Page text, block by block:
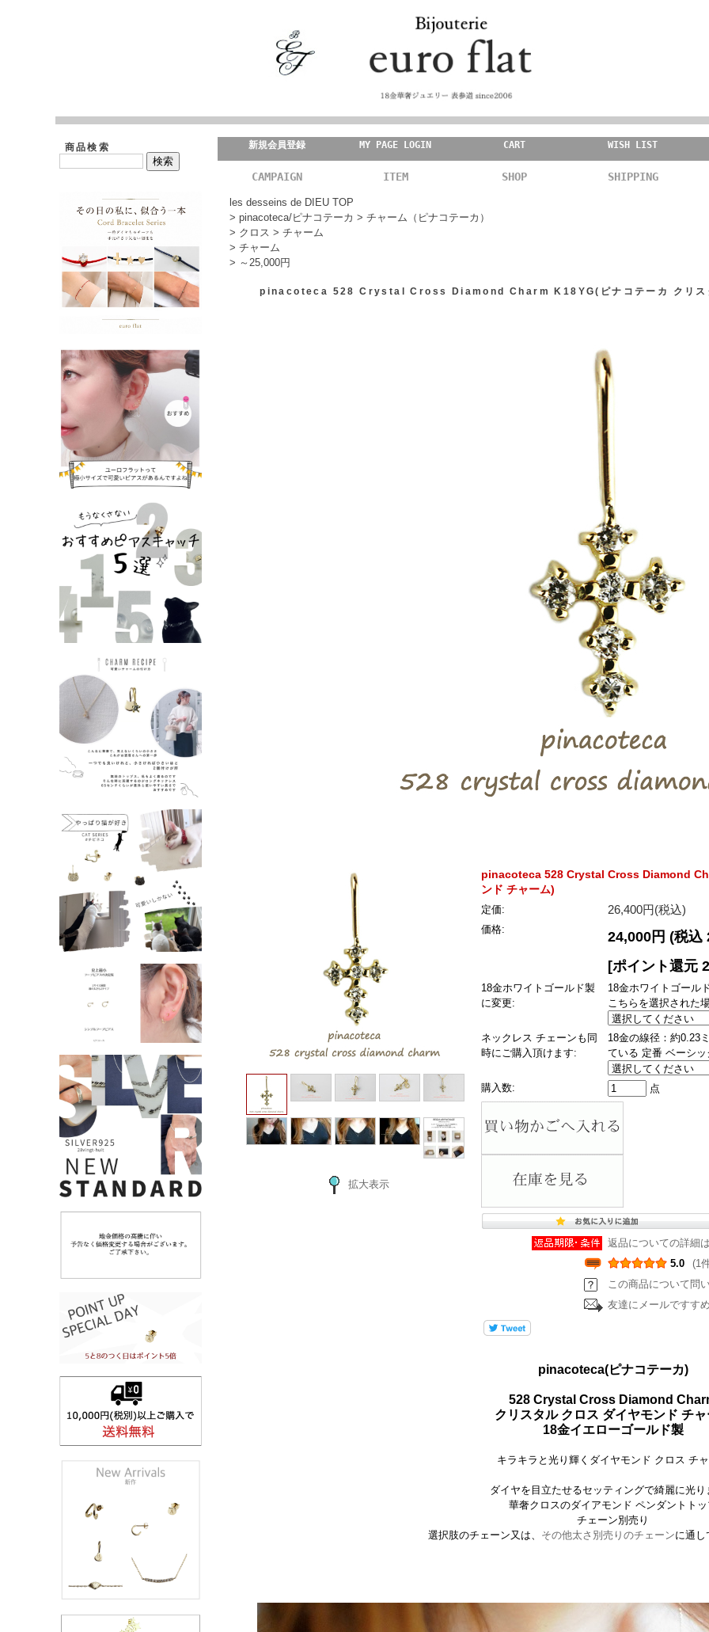
商品検索 新規会員登録 MY PAGE LOGIN CART WISH LIST
CAMPAIGN ITEM SHOP SHIPPING
les desseins de DIEU TOP
> pinacoteca/ピナコテーカ > チャーム（ピナコテーカ）
> クロス > チャーム
> チャーム
> ～25,000円
pinacoteca 528 Crystal Cross Diamond Charm K18YG(ピナコテーカ クリスタ
拡大表示
pinacoteca 528 Crystal Cross Diamond
ンド チャーム)
定価: 26,400円(税込)
価格: 24,000円 (税込
[ポイント還元
18金ホワイトゴールド製
に変更:
18金ホワイトゴール
こちらを選択された
ネックレス チェーンも同
時にご購入頂けます:
18金の線径：約0.23
ている 定番 ベーシッ
購入数: 点
返品についての詳細
5.0
(1
この商品について問
友達にメールですす
pinacoteca(ピナコテーカ)
528 Crystal Cross Diamond
クリスタル クロス ダイヤモンド チャ
18金イエローゴールド製
キラキラと光り輝くダイヤモンド クロス チ
ダイヤを目立たせるセッティングで綺麗に光り
華奢クロスのダイアモンド ペンダントトッ
チェーン別売り
選択肢のチェーン又は、 その他太さ別売りのチェーンに通し